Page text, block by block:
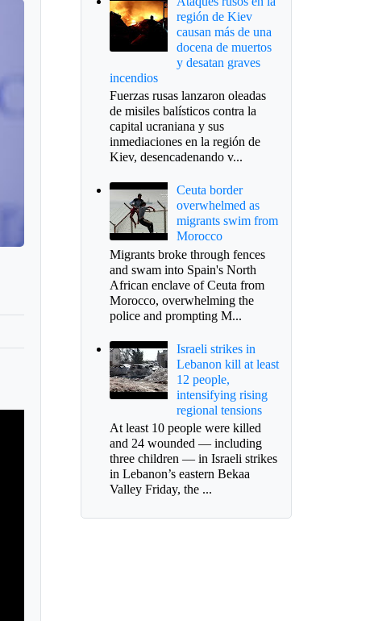
región de Kiev
causan más de una
docena de muertos
y desatan graves
incendios
Fuerzas rusas lanzaron oleadas
de misiles balísticos contra la
capital ucraniana y sus
inmediaciones en la región de
Kiev, desencadenando v...
Ceuta border
overwhelmed as
migrants swim from
Morocco
Migrants broke through fences
and swam into Spain's North
African enclave of Ceuta from
Morocco, overwhelming the
police and prompting M...
Israeli strikes in
Lebanon kill at least
12 people,
intensifying rising
regional tensions
At least 10 people were killed
and 24 wounded — including
three children — in Israeli strikes
in Lebanon’s eastern Bekaa
Valley Friday, the ...